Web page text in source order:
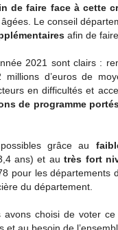
de faire face à cette
Le conseil
afin de
2021 sont clairs :
d’euros de
en difficultés et
de programme
grâce au
ans) et autrès fort
pour les départements
du département.
avons choisi de voter